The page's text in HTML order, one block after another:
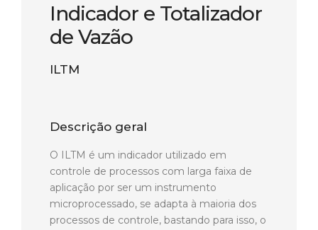
Indicador e Totalizador
de Vazão
ILTM
Descrição geral
O ILTM é um indicador utilizado em
controle de processos com larga faixa de
aplicação por ser um instrumento
microprocessado, se adapta à maioria dos
processos de controle, bastando para isso, o